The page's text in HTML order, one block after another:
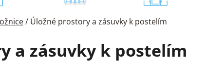
/ Úložné prostory a zásuvky k postelím
a zásuvky k postelím